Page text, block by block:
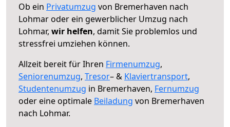
Ob ein Privatumzug von Bremerhaven nach
Lohmar oder ein gewerblicher Umzug nach
Lohmar, wir helfen, damit Sie problemlos und
stressfrei umziehen können.
Allzeit bereit für Ihren Firmenumzug,
Seniorenumzug, Tresor– & Klaviertransport,
Studentenumzug in Bremerhaven, Fernumzug
oder eine optimale Beiladung von Bremerhaven
nach Lohmar.